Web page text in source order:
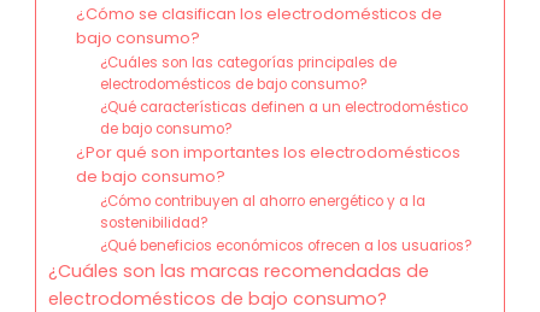
¿Cómo se clasifican los electrodomésticos de
bajo consumo?
¿Cuáles son las categorías principales de
electrodomésticos de bajo consumo?
¿Qué características definen a un electrodoméstico
de bajo consumo?
¿Por qué son importantes los electrodomésticos
de bajo consumo?
¿Cómo contribuyen al ahorro energético y a la
sostenibilidad?
¿Qué beneficios económicos ofrecen a los usuarios?
¿Cuáles son las marcas recomendadas de
electrodomésticos de bajo consumo?